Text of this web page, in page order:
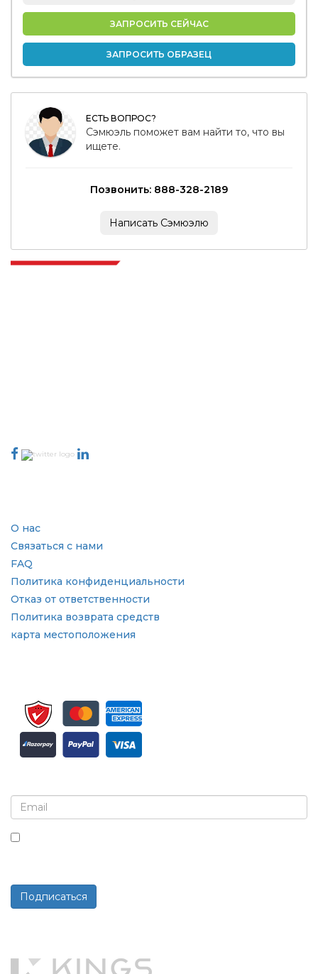
ЗАПРОСИТЬ СЕЙЧАС
ЗАПРОСИТЬ ОБРАЗЕЦ
ЕСТЬ ВОПРОС?
Сэмюэль поможет вам найти то, что вы
ищете.
Позвонить: 888-328-2189
Написать Сэмюэлю
О нас
Связаться с нами
FAQ
Политика конфиденциальности
Отказ от ответственности
Политика возврата средств
карта местоположения
Подписаться